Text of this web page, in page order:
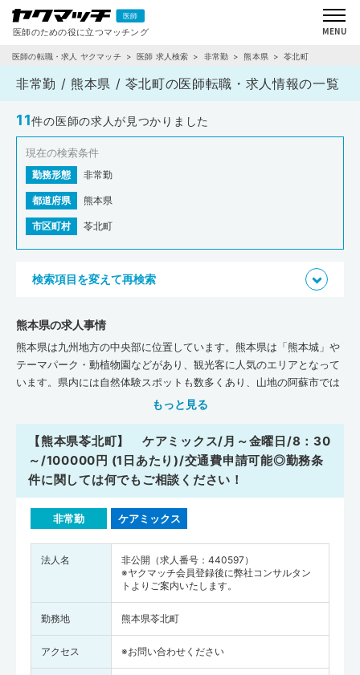
医師の転職・求人 ヤクマッチ 医師 求人検索 非常勤 熊本県 苓北町
非常勤 / 熊本県 / 苓北町の医師転職・求人情報の一覧
11件の医師の求人が見つかりました
現在の検索条件
勤務形態 非常勤
都道府県 熊本県
市区町村 苓北町
検索項目を変えて再検索
熊本県の求人事情
熊本県は九州地方の中央部に位置しています。熊本県は「熊本城」や
テーマパーク・動植物園などがあり、観光客に人気のエリアとなって
います。県内には自然体験スポットも数多くあり、山地の阿蘇市では
乗馬体験ができたり、海沿いの天草市ではイルカウォッチングができ
熊本ラーメン・だご汁などの名物もそろっているので、仕事帰りに外
食を楽しむのも良いでしょう。県内には「熊本大学」医学部もあり、
多くの医師や看護師を輩出しています。日本医師会の『地域医療情報
システム JMAP』によると、平成30年11月時点で、熊本県には一般
診療所が1,246軒、病院が214軒、歯科が916軒、在宅療養支援診療所
が222軒、在宅療養支援病院が46軒、介護施設が4,405軒あります。
全国平均施設数(人口10万人あたり)と比べてみると、熊本県は一般診
療所・歯科の数が全国平均を下まわっています。一方で、病院・在宅
療養支援診療所・在宅療養支援病院・介護施設の数は熊本県が全国平
均を上まわっている状況です。病床数（人口10万人あたり）は、一般
診療所・病院の数が全国平均を上まわっています。県内には「国立病
ろっているので、医師として働きながら臨床研修や生涯学習を継続し
もっと見る
【熊本県苓北町】 ケアミックス/月～金曜日/8：30
～/100000円 (1日あたり)/交通費申請可能◎勤務条
件に関しては何でもご相談ください！
非常勤 ケアミックス
法人名
非公開（求人番号：440597）
※ヤクマッチ会員登録後に弊社コンサルタン
トよりご案内いたします。
勤務地 熊本県苓北町
アクセス ※お問い合わせください